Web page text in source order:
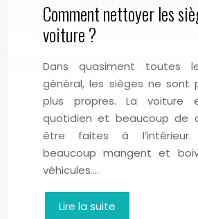
Comment nettoyer les
voiture ?
Dans quasiment toutes
général, les sièges ne sont
plus propres. La voiture
quotidien et beaucoup de
être faites à l’intérieur.
beaucoup mangent et
véhicules….
Lire la suite